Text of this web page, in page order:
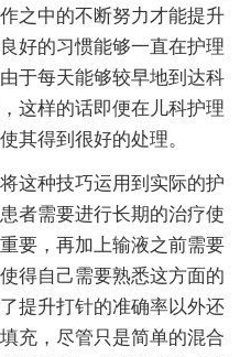
之中的不断努力才能提升
好的习惯能够一直在护理
于每天能够较早地到达科
这样的话即便在儿科护理
其得到很好的处理。
这种技巧运用到实际的护
者需要进行长期的治疗使
要，再加上输液之前需要
得自己需要熟悉这方面的
提升打针的准确率以外还
充，尽管只是简单的混合